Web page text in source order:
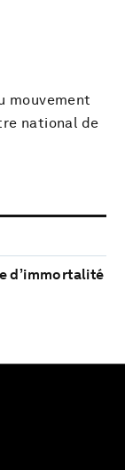
mouvement
national de
d’immortalité